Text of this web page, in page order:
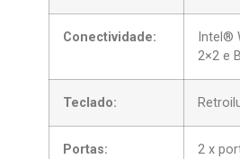
Conectividade:
Intel®
2×2 e
Teclado:
Portas:
2 x